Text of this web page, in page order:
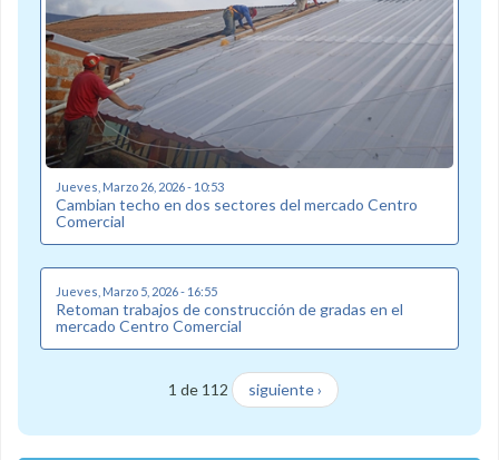
Jueves, Marzo 26, 2026 - 10:53
Cambian techo en dos sectores del mercado Centro
Comercial
Jueves, Marzo 5, 2026 - 16:55
Retoman trabajos de construcción de gradas en el
mercado Centro Comercial
1 de 112 siguiente ›